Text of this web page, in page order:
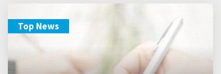
Top News